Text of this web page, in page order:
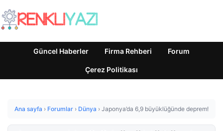
Güncel Haberler Firma Rehberi Forum
Çerez Politikası
Ana sayfa › Forumlar › Dünya › Japonya’da 6,9 büyüklüğünde deprem!